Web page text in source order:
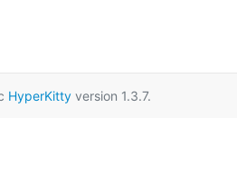
HyperKittyversion 1.3.7.